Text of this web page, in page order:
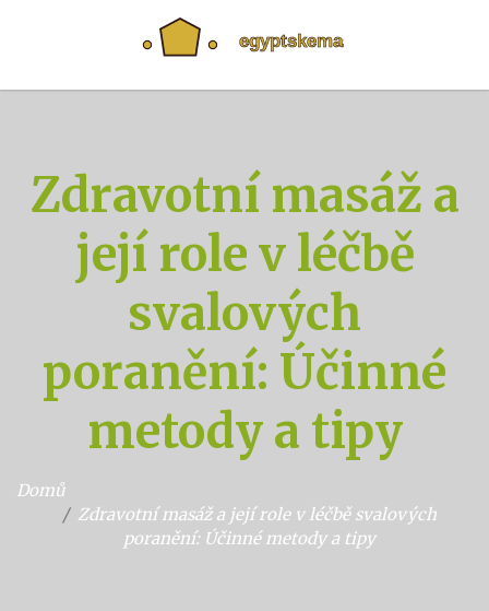
Zdravotní masáž a
její role v léčbě
svalových
poranění: Účinné
metody a tipy
Domů
Zdravotní masáž a její role v léčbě svalových
poranění: Účinné metody a tipy